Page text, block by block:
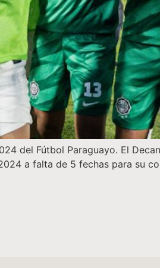
del Fútbol Paraguayo. El
a falta de 5 fechas para su